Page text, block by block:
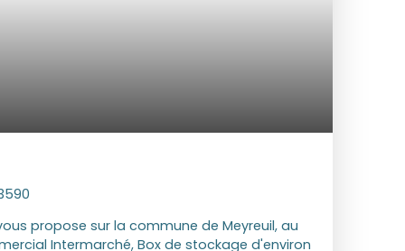
propose sur la commune de Meyreuil, au
Intermarché, Box de stockage d'environ